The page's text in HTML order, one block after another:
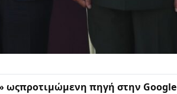
ωςπροτιμώμενη πηγή στην Google